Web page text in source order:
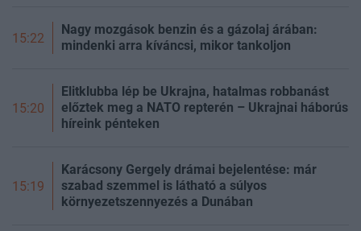
15:22
Nagy mozgások benzin és a gázolaj árában:
mindenki arra kíváncsi, mikor tankoljon
15:20
Elitklubba lép be Ukrajna, hatalmas robbanást
előztek meg a NATO repterén – Ukrajnai háborús
híreink pénteken
15:19
Karácsony Gergely drámai bejelentése: már
szabad szemmel is látható a súlyos
környezetszennyezés a Dunában